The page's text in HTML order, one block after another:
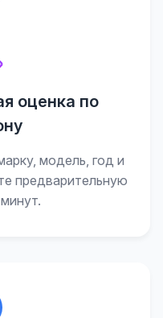
оценка по
модель, год и
предварительную